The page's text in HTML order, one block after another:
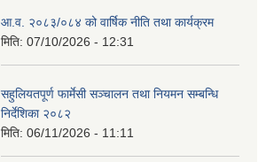
आ.व. २०८३/०८४ को वार्षिक नीति तथा कार्यक्रम
मिति: 07/10/2026 - 12:31
सहुलियतपूर्ण फार्मेसी सञ्चालन तथा नियमन सम्बन्धि
निर्देशिका २०८२
मिति: 06/11/2026 - 11:11